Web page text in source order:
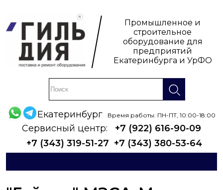
Промышленное и
строительное
оборудование для
предприятий
Екатеринбурга и УрФО
Екатеринбург Время работы: ПН-ПТ, 10:00-18:00
Сервисный центр:
+7 (922) 616-90-09
+7 (343) 319-51-27 +7 (343) 380-53-64